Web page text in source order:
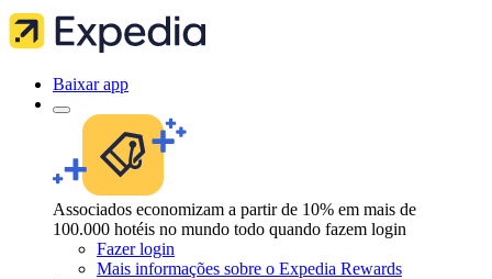
Baixar app
Associados economizam a partir de 10% em mais de
100.000 hotéis no mundo todo quando fazem login
Fazer login
Mais informações sobre o Expedia Rewards